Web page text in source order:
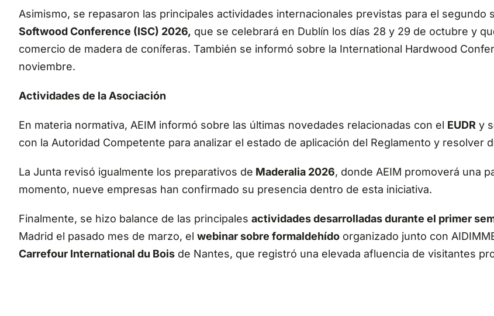
Asimismo, se repasaron las principales actividades internacionales previstas para el segundo
Softwood Conference (ISC) 2026, que se celebrará en Dublín los días 28 y 29 de octubre y
comercio de madera de coníferas. También se informó sobre la International Hardwood
noviembre.
Actividades de la Asociación
En materia normativa, AEIM informó sobre las últimas novedades relacionadas con el EUDR y
con la Autoridad Competente para analizar el estado de aplicación del Reglamento y resolver
La Junta revisó igualmente los preparativos de Maderalia 2026, donde AEIM promoverá una
momento, nueve empresas han confirmado su presencia dentro de esta iniciativa.
Finalmente, se hizo balance de las principales actividades desarrolladas durante el primer
Madrid el pasado mes de marzo, el webinar sobre formaldehídoorganizado junto con
Carrefour International du Boisde Nantes, que registró una elevada afluencia de visitantes